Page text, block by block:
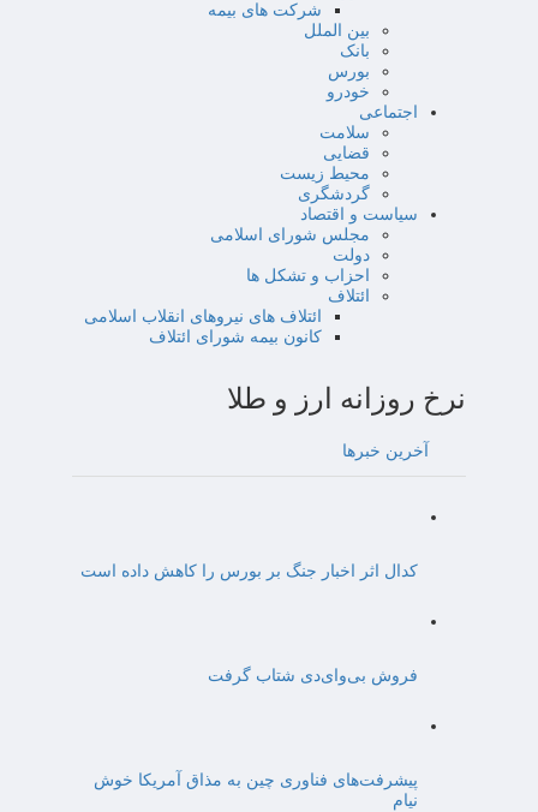
شرکت های بیمه
بین الملل
بانک
بورس
خودرو
اجتماعی
سلامت
قضایی
محیط زیست
گردشگری
سیاست و اقتصاد
مجلس شورای اسلامی
دولت
احزاب و تشکل ها
ائتلاف
ائتلاف های نیروهای انقلاب اسلامی
کانون بیمه شورای ائتلاف
نرخ روزانه ارز و طلا
آخرین خبرها
کدال اثر اخبار جنگ بر بورس را کاهش داده است
فروش بی‌وای‌دی شتاب گرفت
پیشرفت‌های فناوری چین به مذاق آمریکا خوش
نیام